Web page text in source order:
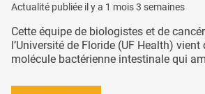
Actualité publiée il y a 1 mois 3 semaines
Cette équipe de biologistes et de
l’Université de Floride (UF Health) vient
molécule bactérienne intestinale qui